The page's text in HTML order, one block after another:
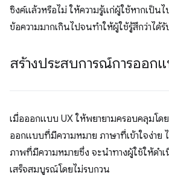
ซิงค์แล้วหรือไม่ ให้ความรู้แก่ผู้ใช้หากเป็น
ข้อความมากเกินไปจนทำให้ผู้ใช้รู้สึกว่าได้
สร้างประสบการณ์การออ
เมื่อออกแบบ UX ให้พยายามครอบคลุมโด
ออกแบบที่มีความหมาย ภาษาที่เข้าใจง่าย
ภาพที่มีความหมายซึ่ง จะนำทางผู้ใช้ให้ดำ
เสร็จสมบูรณ์โดยไม่รบกวน